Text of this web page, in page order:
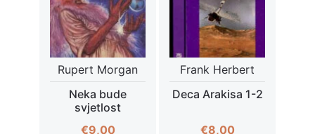
Rupert Morgan
Neka bude
svjetlost
€9,00
Frank Herbert
Deca Arakisa 1-2
€8,00